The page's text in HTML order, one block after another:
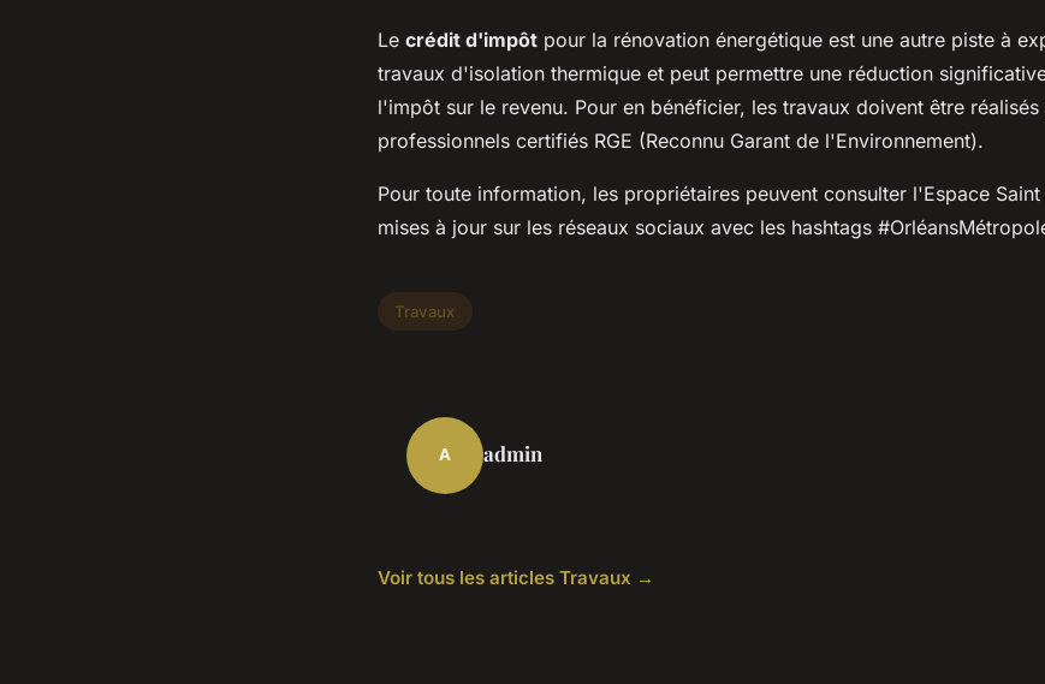
Le crédit d'impôt pour la rénovation énergétique est une autre piste à
travaux d'isolation thermique et peut permettre une réduction
l'impôt sur le revenu. Pour en bénéficier, les travaux doivent être réalisés
professionnels certifiés RGE (Reconnu Garant de l'Environnement).
Pour toute information, les propriétaires peuvent consulter l'Espace
mises à jour sur les réseaux sociaux avec les hashtags
Travaux
A admin
Voir tous les articles Travaux →